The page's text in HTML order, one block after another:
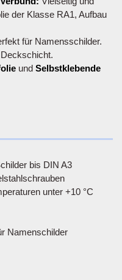
der Klasse RA1, Aufbau
für Namensschilder.
und Selbstklebende
bis DIN A3
unter +10 °C
Namenschilder